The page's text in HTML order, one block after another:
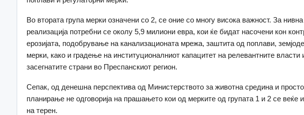
Во втората група мерки означени со 2, се оние со многу висока важност. За нивна
реализација потребни се околу 5,9 милиони евра, кои ќе бидат насочени кон
ерозијата, подобрување на канализационата мрежа, заштита од поплави,
мерки, како и градење на институционалниот капацитет на релевантните власти
засегнатите страни во Преспанскиот регион.
Сепак, од денешна перспектива од Министерството за животна средина и
планирање не одговорија на прашањето кои од мерките од групата 1 и 2 се веќе
на терен.